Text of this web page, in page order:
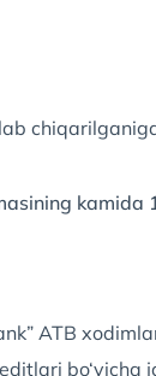
ATB
bo‘yicha